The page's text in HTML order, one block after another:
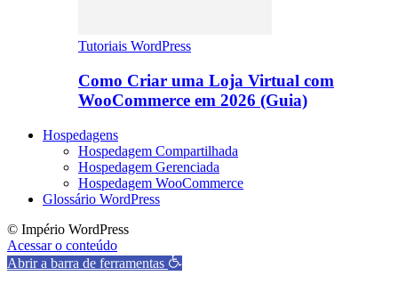
Tutoriais WordPress
Como Criar uma Loja Virtual com
WooCommerce em 2026 (Guia)
Hospedagens
Hospedagem Compartilhada
Hospedagem Gerenciada
Hospedagem WooCommerce
Glossário WordPress
© Império WordPress
Acessar o conteúdo
Abrir a barra de ferramentas